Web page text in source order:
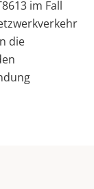
im Fall
die